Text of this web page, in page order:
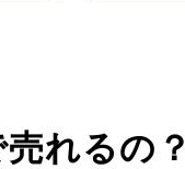
れるの？